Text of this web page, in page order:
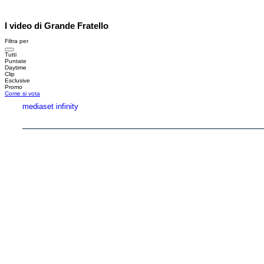
I video di Grande Fratello
Filtra per
Tutti
Puntate
Daytime
Clip
Esclusive
Promo
Come si vota
mediaset infinity